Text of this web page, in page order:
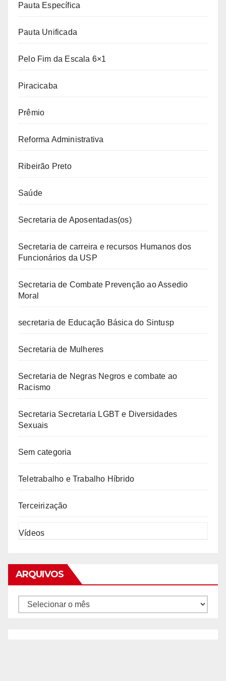
Pauta Específica
Pauta Unificada
Pelo Fim da Escala 6×1
Piracicaba
Prêmio
Reforma Administrativa
Ribeirão Preto
Saúde
Secretaria de Aposentadas(os)
Secretaria de carreira e recursos Humanos dos
Funcionários da USP
Secretaria de Combate Prevenção ao Assedio
Moral
secretaria de Educação Básica do Sintusp
Secretaria de Mulheres
Secretaria de Negras Negros e combate ao
Racismo
Secretaria Secretaria LGBT e Diversidades
Sexuais
Sem categoria
Teletrabalho e Trabalho Híbrido
Terceirização
Vídeos
ARQUIVOS
Arquivos